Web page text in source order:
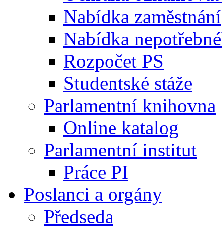
Nabídka zaměstnání
Nabídka
Rozpočet PS
Studentské stáže
Parlamentní knihovna
Online katalog
Parlamentní institut
Práce PI
Poslanci a orgány
Předseda